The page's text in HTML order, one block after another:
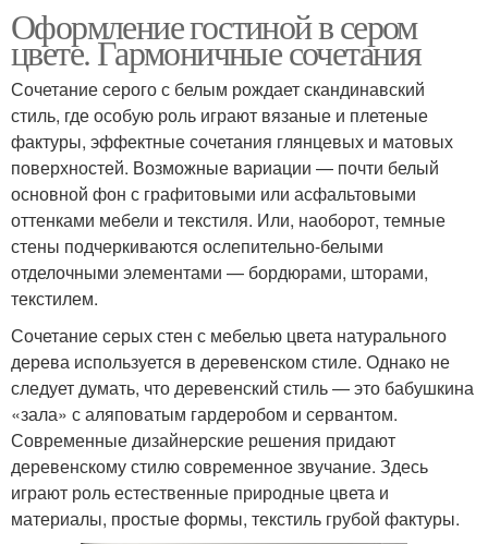
Оформление гостиной в сером
цвете. Гармоничные сочетания
Сочетание серого с белым рождает скандинавский
стиль, где особую роль играют вязаные и плетеные
фактуры, эффектные сочетания глянцевых и матовых
поверхностей. Возможные вариации — почти белый
основной фон с графитовыми или асфальтовыми
оттенками мебели и текстиля. Или, наоборот, темные
стены подчеркиваются ослепительно-белыми
отделочными элементами — бордюрами, шторами,
текстилем.
Сочетание серых стен с мебелью цвета натурального
дерева используется в деревенском стиле. Однако не
следует думать, что деревенский стиль — это бабушкина
«зала» с аляповатым гардеробом и сервантом.
Современные дизайнерские решения придают
деревенскому стилю современное звучание. Здесь
играют роль естественные природные цвета и
материалы, простые формы, текстиль грубой фактуры.